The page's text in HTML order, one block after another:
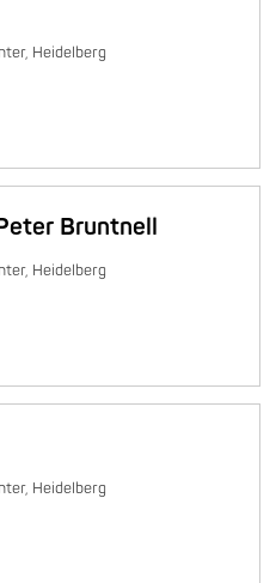
Heidelberg
Bruntnell
Heidelberg
Heidelberg